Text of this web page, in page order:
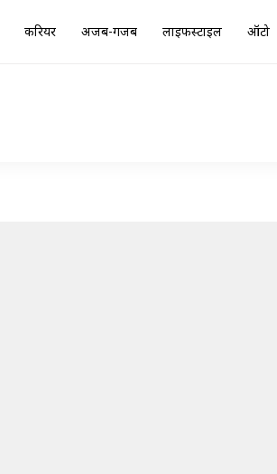
करियर अजब-गजब लाइफस्टाइल ऑटो